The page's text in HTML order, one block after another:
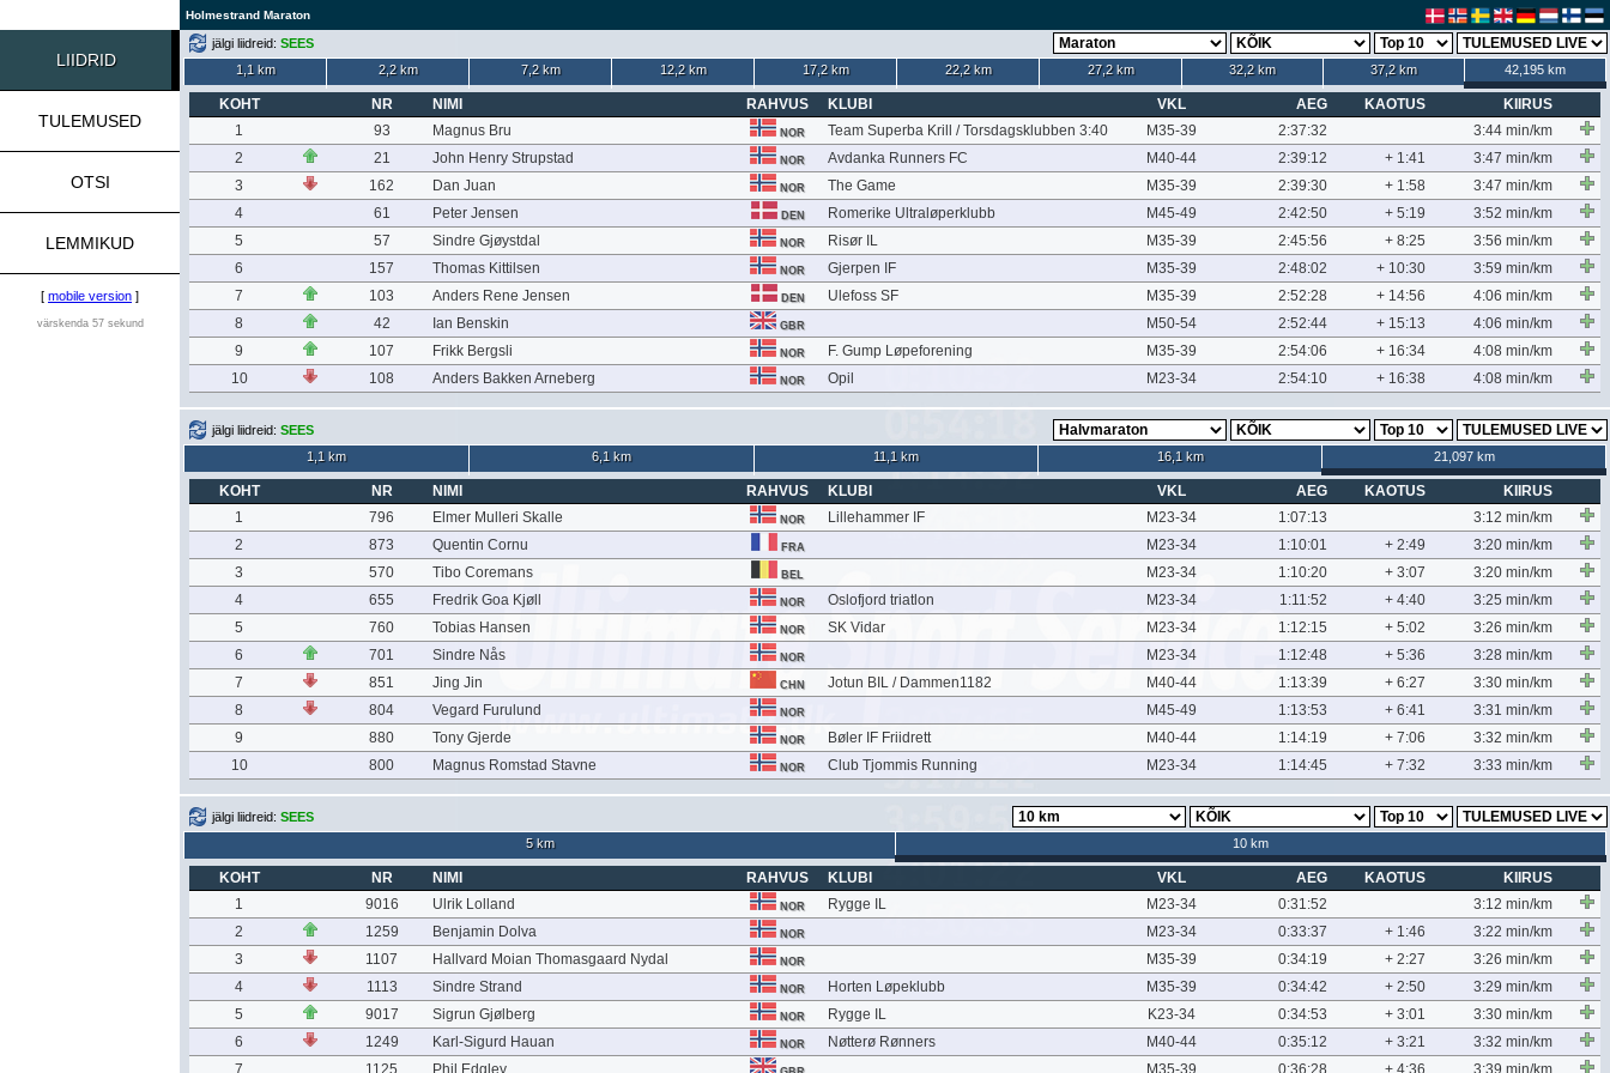
Holmestrand Maraton
LIIDRID
TULEMUSED
OTSI
LEMMIKUD
[ mobile version ]
värskenda 57 sekund
jälgi liidreid: SEES
1,1 km
2,2 km 7,2 km 12,2 km 17,2 km 22,2 km 27,2 km 32,2 km 37,2 km 42,195 km
KOHT NR NIMI RAHVUS KLUBI VKL AEG KAOTUS
KIIRUS
1
93 Magnus Bru NOR Team Superba Krill / Torsdagsklubben 3:40 M35-39 2:37:32
3:44 min/km
2
21 John Henry Strupstad NOR Avdanka Runners FC M40-44 2:39:12 + 1:41
3:47 min/km
3
162 Dan Juan NOR The Game M35-39 2:39:30 + 1:58
3:47 min/km
4
61 Peter Jensen DEN Romerike Ultraløperklubb M45-49 2:42:50 + 5:19
3:52 min/km
5
57 Sindre Gjøystdal NOR Risør IL M35-39 2:45:56 + 8:25
3:56 min/km
6
157 Thomas Kittilsen NOR Gjerpen IF M35-39 2:48:02 + 10:30
3:59 min/km
7
103 Anders Rene Jensen DEN Ulefoss SF M35-39 2:52:28 + 14:56
4:06 min/km
8
42 Ian Benskin GBR M50-54 2:52:44 + 15:13
4:06 min/km
9
107 Frikk Bergsli NOR F. Gump Løpeforening M35-39 2:54:06 + 16:34
4:08 min/km
10
108 Anders Bakken Arneberg NOR Opil M23-34 2:54:10 + 16:38 4:08 min/km
jälgi liidreid: SEES
1,1 km
6,1 km 11,1 km 16,1 km 21,097 km
KOHT NR NIMI RAHVUS KLUBI VKL AEG KAOTUS
KIIRUS
1
796 Elmer Mulleri Skalle NOR Lillehammer IF M23-34 1:07:13
3:12 min/km
2
873 Quentin Cornu FRA M23-34 1:10:01 + 2:49
3:20 min/km
3
570 Tibo Coremans BEL M23-34 1:10:20 + 3:07
3:20 min/km
4
655 Fredrik Goa Kjøll NOR Oslofjord triatlon M23-34 1:11:52 + 4:40
3:25 min/km
5
760 Tobias Hansen NOR SK Vidar M23-34 1:12:15 + 5:02
3:26 min/km
6
701 Sindre Nås NOR M23-34 1:12:48 + 5:36
3:28 min/km
7
851 Jing Jin CHN Jotun BIL / Dammen1182 M40-44 1:13:39 + 6:27
3:30 min/km
8
804 Vegard Furulund NOR M45-49 1:13:53 + 6:41
3:31 min/km
9
880 Tony Gjerde NOR Bøler IF Friidrett M40-44 1:14:19 + 7:06
3:32 min/km
10
800 Magnus Romstad Stavne NOR Club Tjommis Running M23-34 1:14:45 + 7:32 3:33 min/km
jälgi liidreid: SEES
5 km
10 km
KOHT NR NIMI RAHVUS KLUBI VKL AEG KAOTUS
KIIRUS
1
9016 Ulrik Lolland NOR Rygge IL M23-34 0:31:52
3:12 min/km
2
1259 Benjamin Dolva NOR M23-34 0:33:37 + 1:46
3:22 min/km
3
1107 Hallvard Moian Thomasgaard Nydal NOR M35-39 0:34:19 + 2:27
3:26 min/km
4
1113 Sindre Strand NOR Horten Løpeklubb M35-39 0:34:42 + 2:50
3:29 min/km
5
9017 Sigrun Gjølberg NOR Rygge IL K23-34 0:34:53 + 3:01
3:30 min/km
6
1249 Karl-Sigurd Hauan NOR Nøtterø Rønners M40-44 0:35:12 + 3:21
3:32 min/km
7
1125 Phil Edgley M35-39 0:36:28 + 4:36 3:39 min/km